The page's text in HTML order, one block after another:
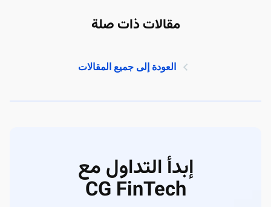
مقالات ذات صلة
العودة إلى جميع المقالات
إبدأ التداول مع
CG FinTech